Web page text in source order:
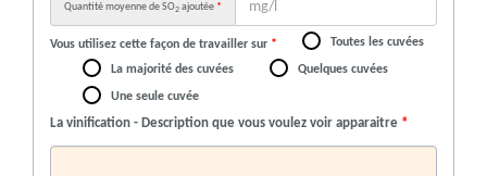
Quantité moyenne de SO2 ajoutée *
Vous utilisez cette façon de travailler sur * Toutes les cuvées
La majorité des cuvées Quelques cuvées
Une seule cuvée
La vinification - Description que vous voulez voir apparaitre *